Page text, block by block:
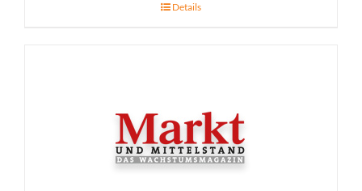
Details